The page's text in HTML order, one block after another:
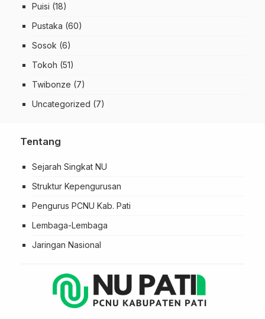
Puisi (18)
Pustaka (60)
Sosok (6)
Tokoh (51)
Twibonze (7)
Uncategorized (7)
Tentang
Sejarah Singkat NU
Struktur Kepengurusan
Pengurus PCNU Kab. Pati
Lembaga-Lembaga
Jaringan Nasional